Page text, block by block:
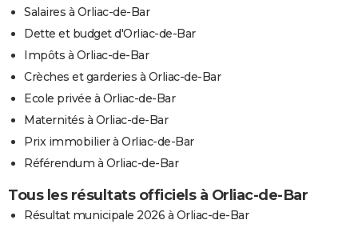
Salaires à Orliac-de-Bar
Dette et budget d'Orliac-de-Bar
Impôts à Orliac-de-Bar
Crèches et garderies à Orliac-de-Bar
Ecole privée à Orliac-de-Bar
Maternités à Orliac-de-Bar
Prix immobilier à Orliac-de-Bar
Référendum à Orliac-de-Bar
Tous les résultats officiels à Orliac-de-Bar
Résultat municipale 2026 à Orliac-de-Bar